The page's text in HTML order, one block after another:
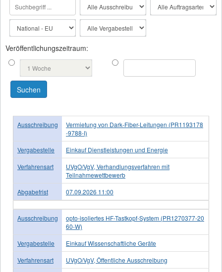
Veröffentlichungszeitraum:
Ausschreibung
Vermietung von Dark-Fiber-Leitungen (PR1193178
-9788-I)
Vergabestelle
Einkauf Dienstleistungen und Energie
Verfahrensart
UVgO/VgV, Verhandlungsverfahren mit
Teilnahmewettbewerb
Abgabefrist
07.09.2026 11:00
Ausschreibung
opto-isoliertes HF-Tastkopf-System (PR1270377-20
60-W)
Vergabestelle
Einkauf Wissenschaftliche Geräte
Verfahrensart
UVgO/VgV, Öffentliche Ausschreibung